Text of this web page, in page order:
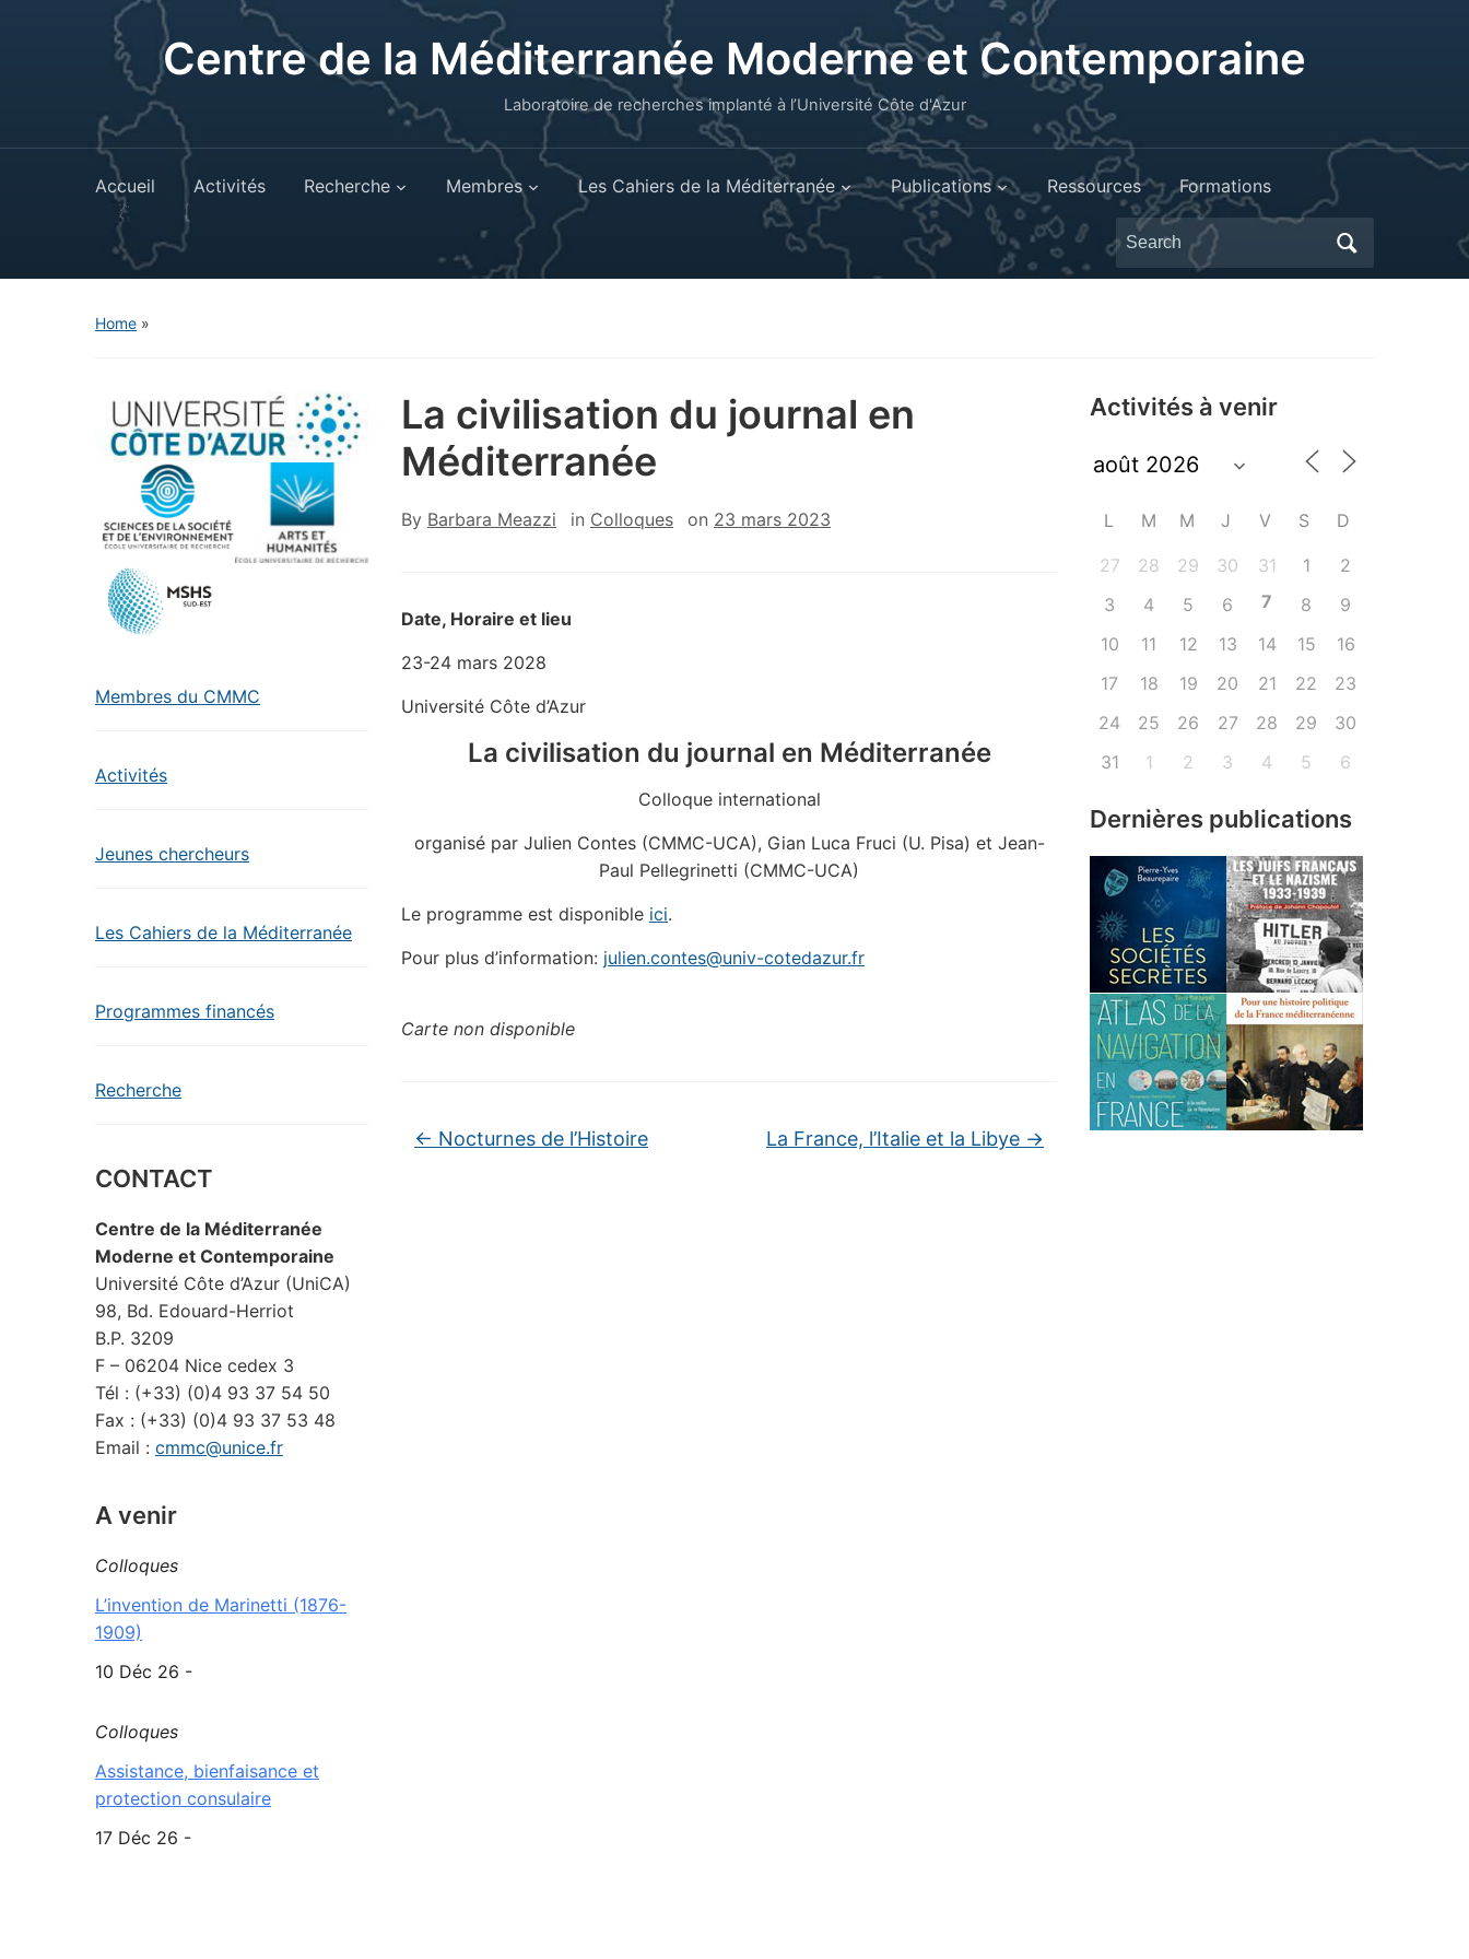
Centre de la Méditerranée Moderne et Contemporaine
Laboratoire de recherches implanté à l’Université Côte d'Azur
Accueil Activités Recherche Membres Les Cahiers de la Méditerranée Publications Ressources Formations
Search
for:
Home »
Membres du CMMC
Activités
Jeunes chercheurs
Les Cahiers de la Méditerranée
Programmes financés
Recherche
CONTACT
Centre de la Méditerranée
Moderne et Contemporaine
Université Côte d’Azur (UniCA)
98, Bd. Edouard-Herriot
B.P. 3209
F – 06204 Nice cedex 3
Tél : (+33) (0)4 93 37 54 50
Fax : (+33) (0)4 93 37 53 48
Email : cmmc@unice.fr
A venir
Colloques
L’invention de Marinetti (1876-
1909)
10 Déc 26 -
Colloques
Assistance, bienfaisance et
protection consulaire
17 Déc 26 -
La civilisation du journal en
Méditerranée
By Barbara Meazzi in Colloques on 23 mars 2023
Date, Horaire et lieu
23-24 mars 2028
Université Côte d’Azur
La civilisation du journal en Méditerranée
Colloque international
organisé par Julien Contes (CMMC-UCA), Gian Luca Fruci (U. Pisa) et Jean-
Paul Pellegrinetti (CMMC-UCA)
Le programme est disponible ici.
Pour plus d’information: julien.contes@univ-cotedazur.fr
Carte non disponible
← Nocturnes de l’Histoire La France, l’Italie et la Libye →
Activités à venir
L M M J V S D
27 28 29 30 31 1
2
3
4 5 6 7 8
9
10
11 12 13 14 15
16
17
18 19 20 21 22
23
24
25 26 27 28 29
30
31
1 2 3 4 5 6
Dernières publications